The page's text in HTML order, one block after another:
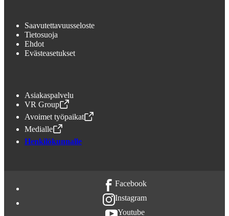
Saavutettavuusseloste
Tietosuoja
Ehdot
Evästeasetukset
Asiakaspalvelu
VR Group
,Avataan uudessa välilehdessä
Avoimet työpaikat
,Avataan uudessa välilehdessä
Medialle
,Avataan uudessa välilehdessä
Henkilökunnalle
Facebook
Instagram
Youtube